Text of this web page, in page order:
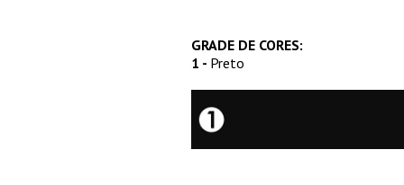
GRADE DE CORES:
1 - Preto